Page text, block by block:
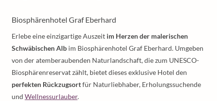
Biosphärenhotel Graf Eberhard
Erlebe eine einzigartige Auszeit im Herzen der malerischen
Schwäbischen Alb im Biosphärenhotel Graf Eberhard. Umgeben
von der atemberaubenden Naturlandschaft, die zum UNESCO-
Biosphärenreservat zählt, bietet dieses exklusive Hotel den
perfekten Rückzugsortfür Naturliebhaber, Erholungssuchende
und Wellnessurlauber.